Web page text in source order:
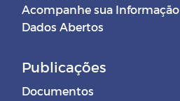
Acompanhe sua Informação
Dados Abertos
Publicações
Documentos